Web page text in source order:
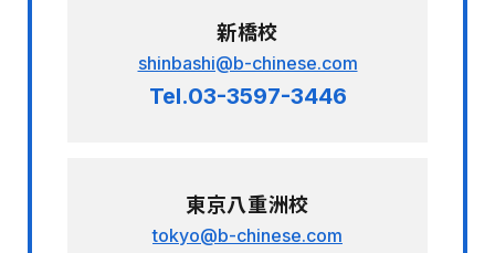
新橋校
shinbashi@b-chinese.com
Tel.03-3597-3446
東京八重洲校
tokyo@b-chinese.com